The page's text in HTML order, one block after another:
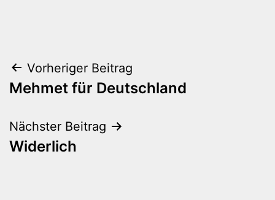
Beitragsnavigation
Vorheriger Beitrag
Mehmet für Deutschland
Nächster Beitrag
Widerlich